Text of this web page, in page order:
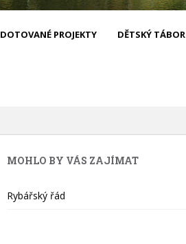
DOTOVANÉ PROJEKTY DĚTSKÝ TÁBOR
MOHLO BY VÁS ZAJÍMAT
Rybářský řád